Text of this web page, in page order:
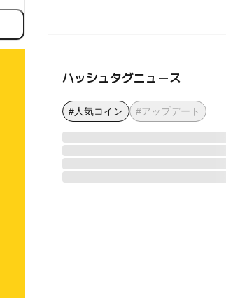
ハッシュタグニュース
#人気コイン #アップデート